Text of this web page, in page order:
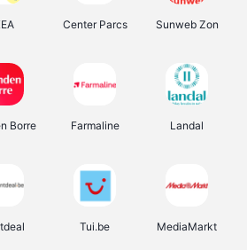
Center Parcs Sunweb Zon
Borre Farmaline Landal
Tui.be MediaMarkt